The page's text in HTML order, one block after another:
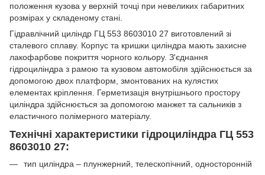
положення кузова у верхній точці при невеликих габаритних
розмірах у складеному стані.
Гідравлічний циліндр ГЦ 553 8603010 27 виготовлений зі
сталевого сплаву. Корпус та кришки циліндра мають захисне
лакофарбове покриття чорного кольору. З'єднання
гідроциліндра з рамою та кузовом автомобіля здійснюється за
допомогою двох платформ, змонтованих на кулястих
елементах кріплення. Герметизація внутрішнього простору
циліндра здійснюється за допомогою манжет та сальників з
еластичного полімерного матеріалу.
Технічні характеристики гідроциліндра ГЦ 553
8603010 27:
тип циліндра – плунжерний, телескопічний, односторонній